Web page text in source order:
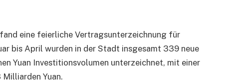
eine feierliche Vertragsunterzeichnung für
bis April wurden in der Stadt insgesamt 339 neue
Yuan Investitionsvolumen unterzeichnet, mit einer
Yuan.